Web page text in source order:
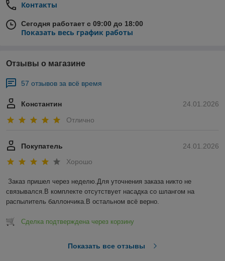
Контакты
Сегодня работает с 09:00 до 18:00
Показать весь график работы
Отзывы о магазине
57 отзывов за всё время
24.01.2026
Константин
Отлично
24.01.2026
Покупатель
Хорошо
Заказ пришел через неделю.Для уточнения заказа никто не
связывался.В комплекте отсутствует насадка со шлангом на
распылитель баллончика.В остальном всё верно.
Сделка подтверждена через корзину
Показать все отзывы